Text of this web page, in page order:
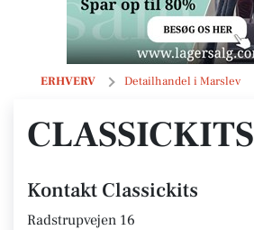
ERHVERV Detailhandel i Marslev
Classickits
CLASSICKITS
Kontakt Classickits
Radstrupvejen 16